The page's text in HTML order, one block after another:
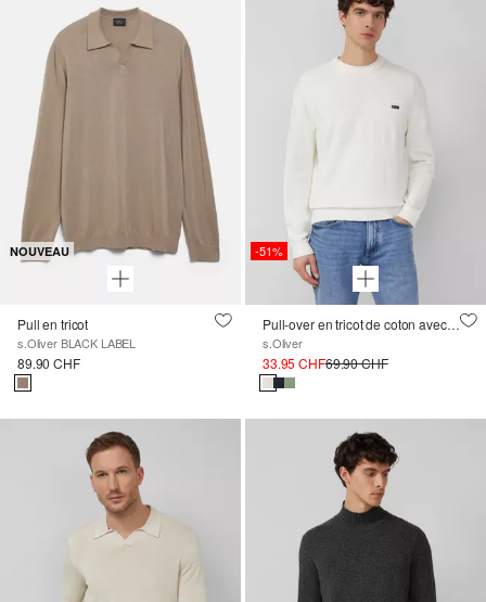
NOUVEAU
Pull en tricot
s.Oliver BLACK LABEL
89.90 CHF
-51%
Pull-over en tricot de coton avec mélange de structures
s.Oliver
33.95 CHF69.90 CHF